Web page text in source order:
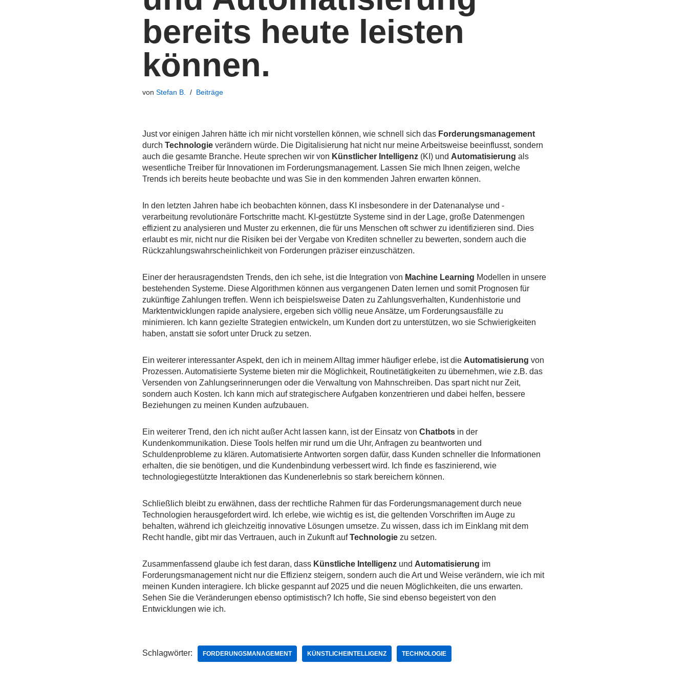
bereits heute leisten
können.
von Stefan B. Beiträge
Just vor einigen Jahren hätte ich mir nicht vorstellen können, wie schnell sich das Forderungsmanagement
durch Technologieverändern würde. Die Digitalisierung hat nicht nur meine Arbeitsweise beeinflusst, sondern
auch die gesamte Branche. Heute sprechen wir von Künstlicher Intelligenz(KI) und Automatisierung als
wesentliche Treiber für Innovationen im Forderungsmanagement. Lassen Sie mich Ihnen zeigen, welche
Trends ich bereits heute beobachte und was Sie in den kommenden Jahren erwarten können.
In den letzten Jahren habe ich beobachten können, dass KI insbesondere in der Datenanalyse und -
verarbeitung revolutionäre Fortschritte macht. KI-gestützte Systeme sind in der Lage, große Datenmengen
effizient zu analysieren und Muster zu erkennen, die für uns Menschen oft schwer zu identifizieren sind. Dies
erlaubt es mir, nicht nur die Risiken bei der Vergabe von Krediten schneller zu bewerten, sondern auch die
Rückzahlungswahrscheinlichkeit von Forderungen präziser einzuschätzen.
Einer der herausragendsten Trends, den ich sehe, ist die Integration von Machine Learning Modellen in unsere
bestehenden Systeme. Diese Algorithmen können aus vergangenen Daten lernen und somit Prognosen für
zukünftige Zahlungen treffen. Wenn ich beispielsweise Daten zu Zahlungsverhalten, Kundenhistorie und
Marktentwicklungen rapide analysiere, ergeben sich völlig neue Ansätze, um Forderungsausfälle zu
minimieren. Ich kann gezielte Strategien entwickeln, um Kunden dort zu unterstützen, wo sie Schwierigkeiten
haben, anstatt sie sofort unter Druck zu setzen.
Ein weiterer interessanter Aspekt, den ich in meinem Alltag immer häufiger erlebe, ist die Automatisierung von
Prozessen. Automatisierte Systeme bieten mir die Möglichkeit, Routinetätigkeiten zu übernehmen, wie z.B. das
Versenden von Zahlungserinnerungen oder die Verwaltung von Mahnschreiben. Das spart nicht nur Zeit,
sondern auch Kosten. Ich kann mich auf strategischere Aufgaben konzentrieren und dabei helfen, bessere
Beziehungen zu meinen Kunden aufzubauen.
Ein weiterer Trend, den ich nicht außer Acht lassen kann, ist der Einsatz von Chatbotsin der
Kundenkommunikation. Diese Tools helfen mir rund um die Uhr, Anfragen zu beantworten und
Schuldenprobleme zu klären. Automatisierte Antworten sorgen dafür, dass Kunden schneller die Informationen
erhalten, die sie benötigen, und die Kundenbindung verbessert wird. Ich finde es faszinierend, wie
technologiegestützte Interaktionen das Kundenerlebnis so stark bereichern können.
Schließlich bleibt zu erwähnen, dass der rechtliche Rahmen für das Forderungsmanagement durch neue
Technologien herausgefordert wird. Ich erlebe, wie wichtig es ist, die geltenden Vorschriften im Auge zu
behalten, während ich gleichzeitig innovative Lösungen umsetze. Zu wissen, dass ich im Einklang mit dem
Recht handle, gibt mir das Vertrauen, auch in Zukunft aufTechnologiezu setzen.
Zusammenfassend glaube ich fest daran, dass Künstliche Intelligenzund Automatisierung im
Forderungsmanagement nicht nur die Effizienz steigern, sondern auch die Art und Weise verändern, wie ich mit
meinen Kunden interagiere. Ich blicke gespannt auf 2025 und die neuen Möglichkeiten, die uns erwarten.
Sehen Sie die Veränderungen ebenso optimistisch? Ich hoffe, Sie sind ebenso begeistert von den
Entwicklungen wie ich.
Schlagwörter: FORDERUNGSMANAGEMENT KÜNSTLICHEINTELLIGENZ TECHNOLOGIE